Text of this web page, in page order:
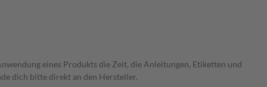
eines Produkts die Zeit, die Anleitungen, Etiketten und
dich bitte direkt an den Hersteller.